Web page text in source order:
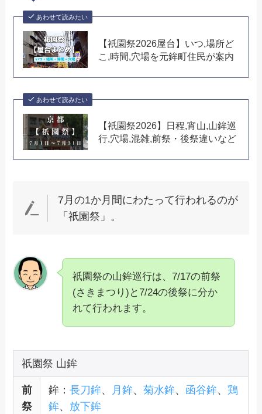
あわせて読みたい
【祇園祭2026屋台】いつ,場所ど
こ,時間,穴場を元鉾町住民が案内
あわせて読みたい
【祇園祭2026】日程,宵山,山鉾巡
行,穴場,混雑,前祭・後祭違いなど
7月の1か月間にわたって行われるのが
「祇園祭」。
祇園祭の山鉾巡行は、7/17の前祭
(さきまつり)と7/24の後祭に分か
れて行われます。
祇園祭 山鉾
前
祭
鉾： 長刀鉾、 月鉾、 菊水鉾、 函谷鉾、 鶏
鉾、 放下鉾